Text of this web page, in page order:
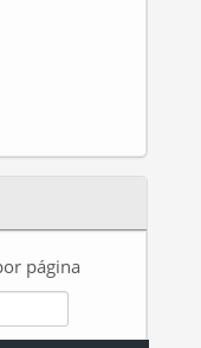
página